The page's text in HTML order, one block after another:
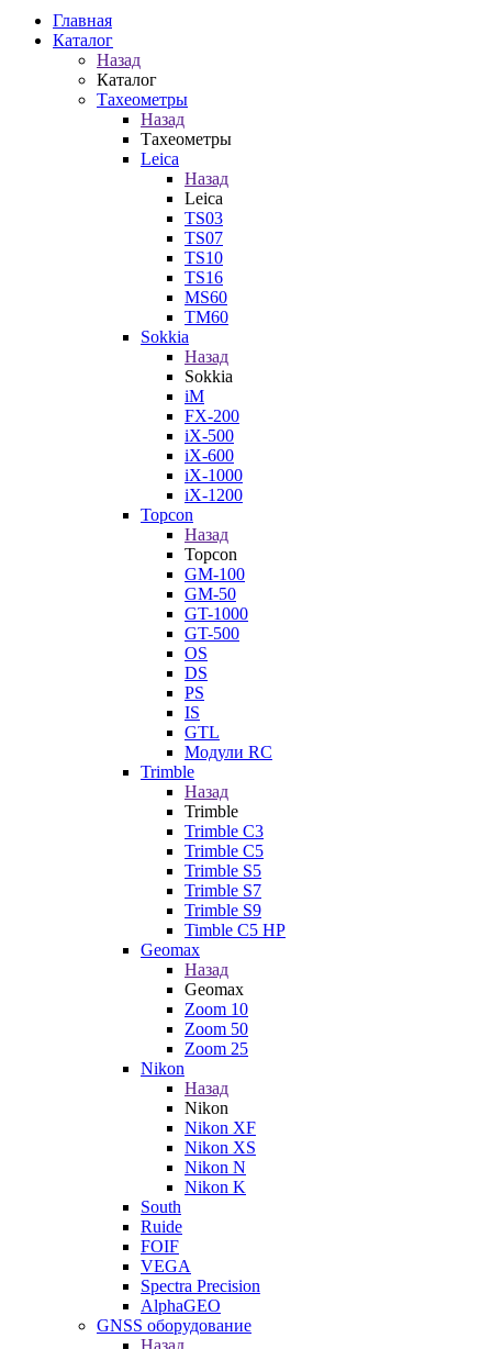
Главная
Каталог
Назад
Каталог
Тахеометры
Назад
Тахеометры
Leica
Назад
Leica
TS03
TS07
TS10
TS16
MS60
TM60
Sokkia
Назад
Sokkia
iM
FX-200
iX-500
iX-600
iX-1000
iX-1200
Topcon
Назад
Topcon
GM-100
GM-50
GT-1000
GT-500
OS
DS
PS
IS
GTL
Модули RC
Trimble
Назад
Trimble
Trimble C3
Trimble C5
Trimble S5
Trimble S7
Trimble S9
Timble C5 HP
Geomax
Назад
Geomax
Zoom 10
Zoom 50
Zoom 25
Nikon
Назад
Nikon
Nikon XF
Nikon XS
Nikon N
Nikon K
South
Ruide
FOIF
VEGA
Spectra Precision
AlphaGEO
GNSS оборудование
Назад